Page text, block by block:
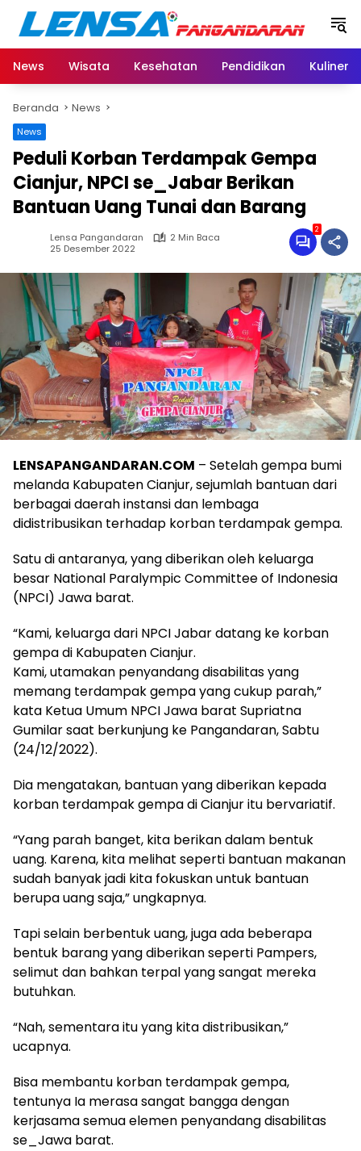
Langsung
konten
News
Wisata Kesehatan Pendidikan Kuliner
Beranda News
News
Peduli Korban Terdampak Gempa
Cianjur, NPCI se_Jabar Berikan
Bantuan Uang Tunai dan Barang
Lensa Pangandaran
2 Min Baca
25 Desember 2022
2
LENSAPANGANDARAN.COM – Setelah gempa bumi
melanda Kabupaten Cianjur, sejumlah bantuan dari
berbagai daerah instansi dan lembaga
didistribusikan terhadap korban terdampak gempa.
Satu di antaranya, yang diberikan oleh keluarga
besar National Paralympic Committee of Indonesia
(NPCI) Jawa barat.
“Kami, keluarga dari NPCI Jabar datang ke korban
gempa di Kabupaten Cianjur.
Kami, utamakan penyandang disabilitas yang
memang terdampak gempa yang cukup parah,”
kata Ketua Umum NPCI Jawa barat Supriatna
Gumilar saat berkunjung ke Pangandaran, Sabtu
(24/12/2022).
Dia mengatakan, bantuan yang diberikan kepada
korban terdampak gempa di Cianjur itu bervariatif.
“Yang parah banget, kita berikan dalam bentuk
uang. Karena, kita melihat seperti bantuan makanan
sudah banyak jadi kita fokuskan untuk bantuan
berupa uang saja,” ungkapnya.
Tapi selain berbentuk uang, juga ada beberapa
bentuk barang yang diberikan seperti Pampers,
selimut dan bahkan terpal yang sangat mereka
butuhkan.
“Nah, sementara itu yang kita distribusikan,”
ucapnya.
Bisa membantu korban terdampak gempa,
tentunya Ia merasa sangat bangga dengan
kerjasama semua elemen penyandang disabilitas
se_Jawa barat.